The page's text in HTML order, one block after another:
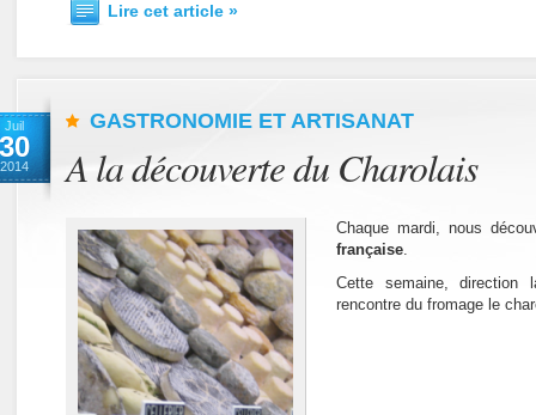
Lire cet article »
Juil
30
2014
GASTRONOMIE ET ARTISANAT
A la découverte du Charolais
Chaque mardi, nous
française.
Cette semaine,
rencontre du fromage le